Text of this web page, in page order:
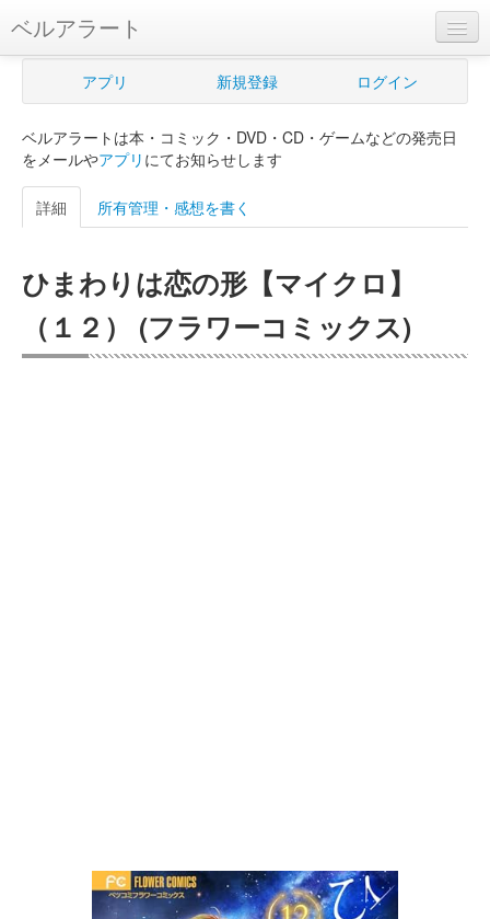
ベルアラート
ベルアラートとは
新規登録
ログイン
購入管理
Myシェルフ
アプリ 新規登録 ログイン
ベルアラートは本・コミック・DVD・CD・ゲームなどの発売日
をメールやアプリ にてお知らせします
詳細 所有管理・感想を書く
ひまわりは恋の形【マイクロ】
（１２） (フラワーコミックス)